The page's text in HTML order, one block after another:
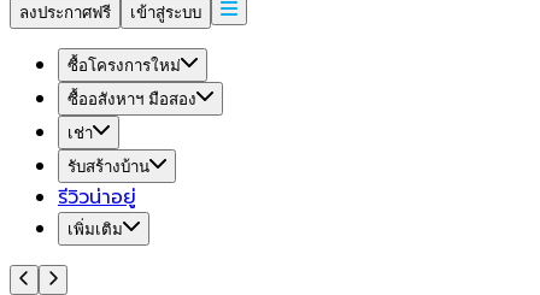
ลงประกาศฟรี เข้าสู่ระบบ
ซื้อโครงการใหม่
ซื้ออสังหาฯ มือสอง
เช่า
รับสร้างบ้าน
รีวิวน่าอยู่
เพิ่มเติม